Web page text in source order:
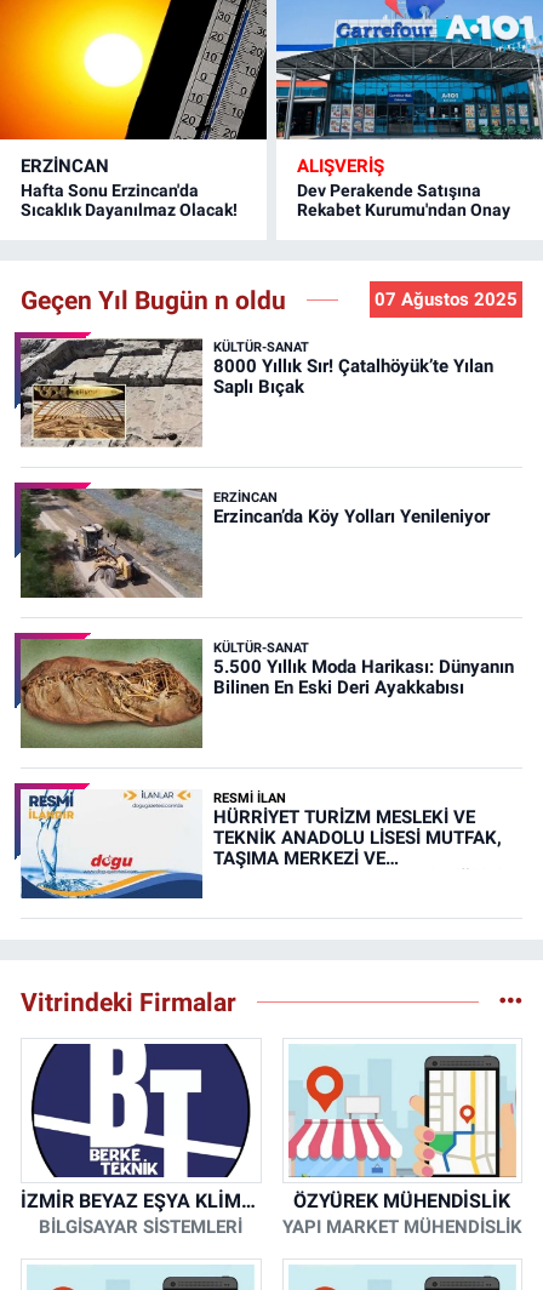
ERZINCAN
Hafta Sonu Erzincan'da
Sıcaklık Dayanılmaz Olacak!
ALIŞVERİŞ
Dev Perakende Satışına
Rekabet Kurumu'ndan Onay
Geçen Yıl Bugün n oldu 07 Ağustos 2025
KÜLTÜR-SANAT
8000 Yıllık Sır! Çatalhöyük’te Yılan
Saplı Bıçak
ERZINCAN
Erzincan’da Köy Yolları Yenileniyor
KÜLTÜR-SANAT
5.500 Yıllık Moda Harikası: Dünyanın
Bilinen En Eski Deri Ayakkabısı
RESMİ İLAN
HÜRRİYET TURİZM MESLEKİ VE
TEKNİK ANADOLU LİSESİ MUTFAK,
TAŞIMA MERKEZİ VE
Vitrindeki Firmalar
İZMİR BEYAZ EŞYA KLİMA KOMBİ SERVİSİ
BİLGİSAYAR SİSTEMLERİ
ÖZYÜREK MÜHENDİSLİK
YAPI MARKET MÜHENDİSLİK